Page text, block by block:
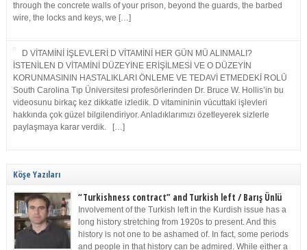
through the concrete walls of your prison, beyond the guards, the barbed
wire, the locks and keys, we […]
D VİTAMİNİ İŞLEVLERİ D VİTAMİNİ HER GÜN MÜ ALINMALI?
İSTENİLEN D VİTAMİNİ DÜZEYİNE ERİŞİLMESİ VE O DÜZEYİN
KORUNMASININ HASTALIKLARI ÖNLEME VE TEDAVİ ETMEDEKİ ROLÜ
South Carolina Tıp Üniversitesi profesörlerinden Dr. Bruce W. Hollis’in bu
videosunu birkaç kez dikkatle izledik. D vitamininin vücuttaki işlevleri
hakkında çok güzel bilgilendiriyor. Anladıklarımızı özetleyerek sizlerle
paylaşmaya karar verdik. […]
Köşe Yazıları
“Turkishness contract” and Turkish left / Barış Ünlü
Involvement of the Turkish left in the Kurdish issue has a
long history stretching from 1920s to present. And this
history is not one to be ashamed of. In fact, some periods
and people in that history can be admired. While either a